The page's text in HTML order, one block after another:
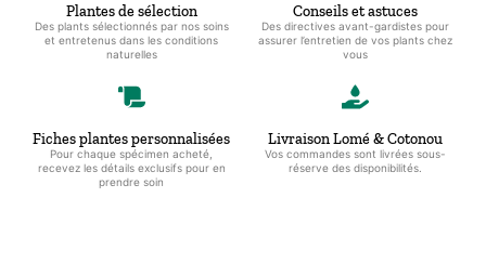
Plantes de sélection
Des plants sélectionnés par nos soins
et entretenus dans les conditions
naturelles
Conseils et astuces
Des directives avant-gardistes pour
assurer l’entretien de vos plants chez
vous
Fiches plantes personnalisées
Pour chaque spécimen acheté,
recevez les détails exclusifs pour en
prendre soin
Livraison Lomé & Cotonou
Vos commandes sont livrées sous-
réserve des disponibilités.